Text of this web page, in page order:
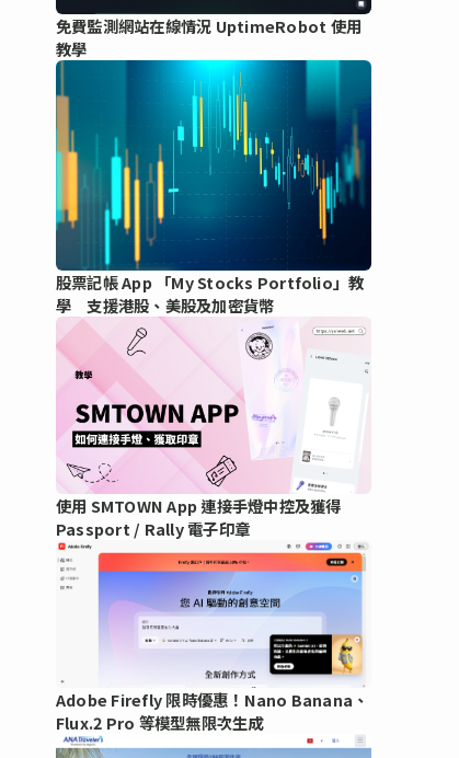
免費監測網站在線情況 UptimeRobot 使用
教學
股票記帳 App 「My Stocks Portfolio」教
學 支援港股、美股及加密貨幣
使用 SMTOWN App 連接手燈中控及獲得
Passport / Rally 電子印章
Adobe Firefly 限時優惠！Nano Banana、
Flux.2 Pro 等模型無限次生成